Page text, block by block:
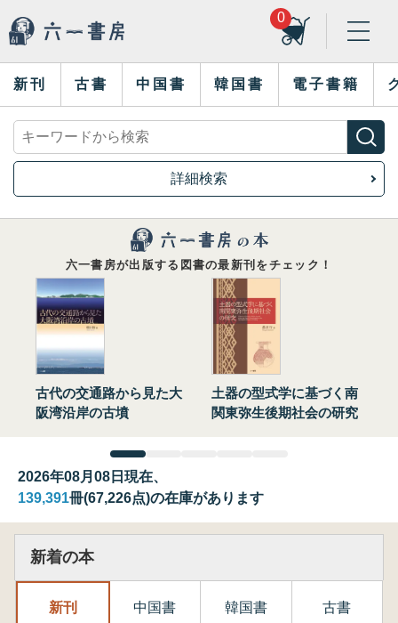
0
新刊 古書 中国書 韓国書 電子書籍
詳細検索
六一書房が出版する図書の最新刊をチェック！
古代の交通路から見た大
阪湾沿岸の古墳
土器の型式学に基づく南
関東弥生後期社会の研究
2026年08月08日現在、
139,391冊(67,226点)の在庫があります
新着の本
新刊 中国書 韓国書 古書